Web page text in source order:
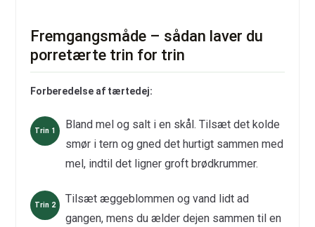
Fremgangsmåde – sådan laver du
porretærte trin for trin
Forberedelse af tærtedej:
Bland mel og salt i en skål. Tilsæt det kolde
smør i tern og gned det hurtigt sammen med
mel, indtil det ligner groft brødkrummer.
Tilsæt æggeblommen og vand lidt ad
gangen, mens du ælder dejen sammen til en